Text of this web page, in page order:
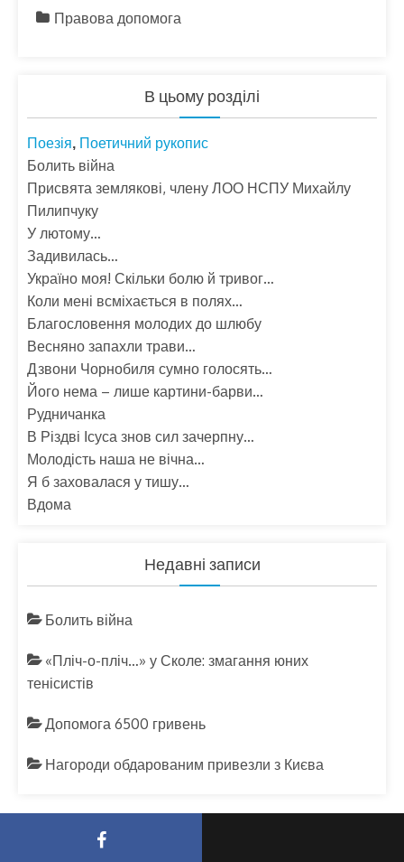
Правова допомога
В цьому розділі
Поезія, Поетичний рукопис
Болить війна
Присвята землякові, члену ЛОО НСПУ Михайлу
Пилипчуку
У лютому…
Задивилась…
Україно моя! Скільки болю й тривог…
Коли мені всміхається в полях…
Благословення молодих до шлюбу
Весняно запахли трави…
Дзвони Чорнобиля сумно голосять…
Його нема – лише картини-барви…
Рудничанка
В Різдві Ісуса знов сил зачерпну…
Молодість наша не вічна…
Я б заховалася у тишу…
Вдома
Недавні записи
Болить війна
«Пліч-о-пліч…» у Сколе: змагання юних
тенісистів
Допомога 6500 гривень
Нагороди обдарованим привезли з Києва